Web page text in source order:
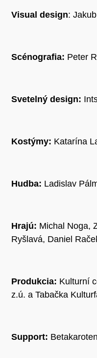
Visual design:
Scénografia: Peter
Svetelný design:
Kostýmy: Katarína
Hudba: Ladislav
Hrajú: Michal Noga,
Ryšlavá, Daniel
Produkcia: Kulturní
z.ú. a Tabačka
Support: Betakaroten